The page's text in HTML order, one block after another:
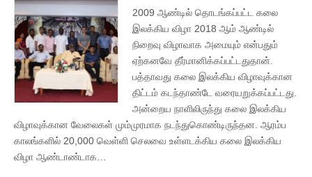
2009 ஆண்டில் தொடங்கப்பட்ட கலை
இலக்கிய விழா 2018 ஆம் ஆண்டில்
நிறைவு விழாவாக அமையும் என்பதும்
ஏற்கனவே தீர்மானிக்கப்பட்டதுதான்.
பத்தாவது கலை இலக்கிய விழாவுக்கான
திட்டம் கடந்தாண்டே வரையறுக்கப்பட்டது.
அன்றைய நாளிலிருந்து கலை இலக்கிய
விழாவுக்கான வேலைகள் மும்முரமாக நடந்துகொண்டிருந்தன. ஆரம்ப
காலங்களில் 20,000 வெள்ளி செலவை உள்ளடக்கிய கலை இலக்கிய
விழா ஆண்டாண்டாக…